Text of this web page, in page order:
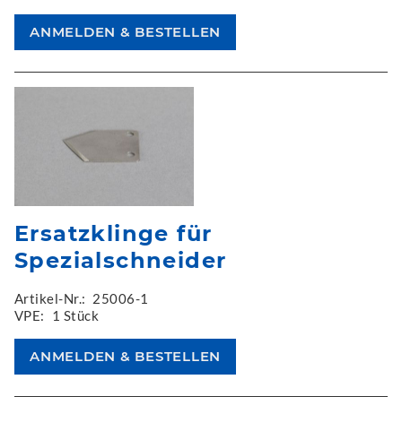
Ersatzklinge für
Spezialschneider
Artikel-Nr.: 25006-1
VPE:
1 Stück